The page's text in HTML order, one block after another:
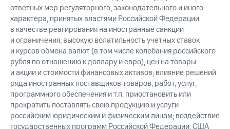
ответных мер регуляторного, законодательного и иного
характера, принятых властями Российской Федерации
в качестве реагирования на иностранные санкции
и ограничения; высокую волатильность учетных ставок
и курсов обмена валют (в том числе колебания российского
рубля по отношению к доллару и евро), цен на товары
и акции и стоимости финансовых активов; влияние решений
ряда иностранных поставщиков товаров, работ, услуг,
программного обеспечения и т.п. приостановить или
прекратить поставлять свою продукцию и услуги
российским юридическим и физическим лицам; воздействие